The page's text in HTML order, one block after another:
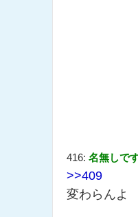
416: 名無しで
>>409
変わらんよ